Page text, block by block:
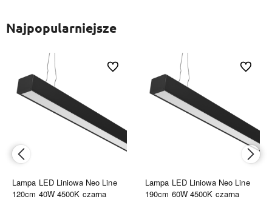
Najpopularniejsze
Lampa LED Liniowa Neo Line
120cm 40W 4500K czarna
Do ulubionych
Lampa LED Liniowa Neo Line
190cm 60W 4500K czarna
Do